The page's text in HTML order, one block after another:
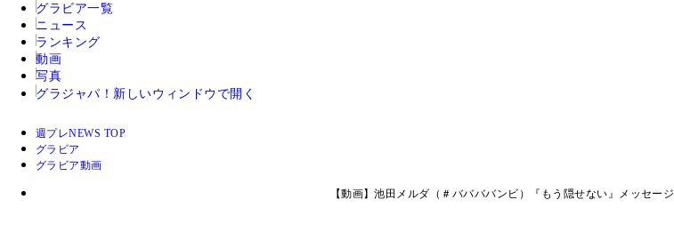
グラビア一覧
ニュース
ランキング
動画
写真
グラジャパ！ 新しいウィンドウで開く
週プレNEWS TOP
グラビア
グラビア動画
【動画】池田メルダ（＃ババババンビ）『もう隠せない』メッセージ